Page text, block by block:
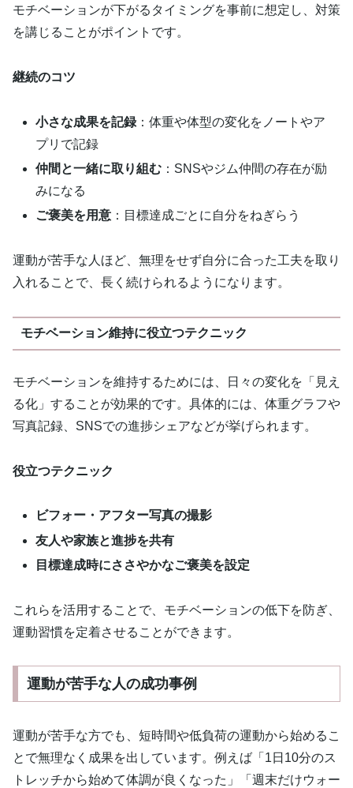
モチベーションが下がるタイミングを事前に想定し、対策
を講じることがポイントです。
継続のコツ
小さな成果を記録：体重や体型の変化をノートやア
プリで記録
仲間と一緒に取り組む ：SNSやジム仲間の存在が励
みになる
ご褒美を用意 ：目標達成ごとに自分をねぎらう
運動が苦手な人ほど、無理をせず自分に合った工夫を取り
入れることで、長く続けられるようになります。
モチベーション維持に役立つテクニック
モチベーションを維持するためには、日々の変化を「見え
る化」することが効果的です。具体的には、体重グラフや
写真記録、SNSでの進捗シェアなどが挙げられます。
役立つテクニック
ビフォー・アフター写真の撮影
友人や家族と進捗を共有
目標達成時にささやかなご褒美を設定
これらを活用することで、モチベーションの低下を防ぎ、
運動習慣を定着させることができます。
運動が苦手な人の成功事例
運動が苦手な方でも、短時間や低負荷の運動から始めるこ
とで無理なく成果を出しています。例えば「1日10分のス
トレッチから始めて体調が良くなった」「週末だけウォー